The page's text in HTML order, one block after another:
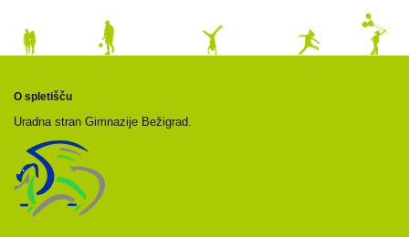
O spletišču
Uradna stran Gimnazije Bežigrad.